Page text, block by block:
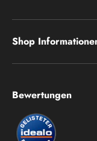
Shop
Bewertungen